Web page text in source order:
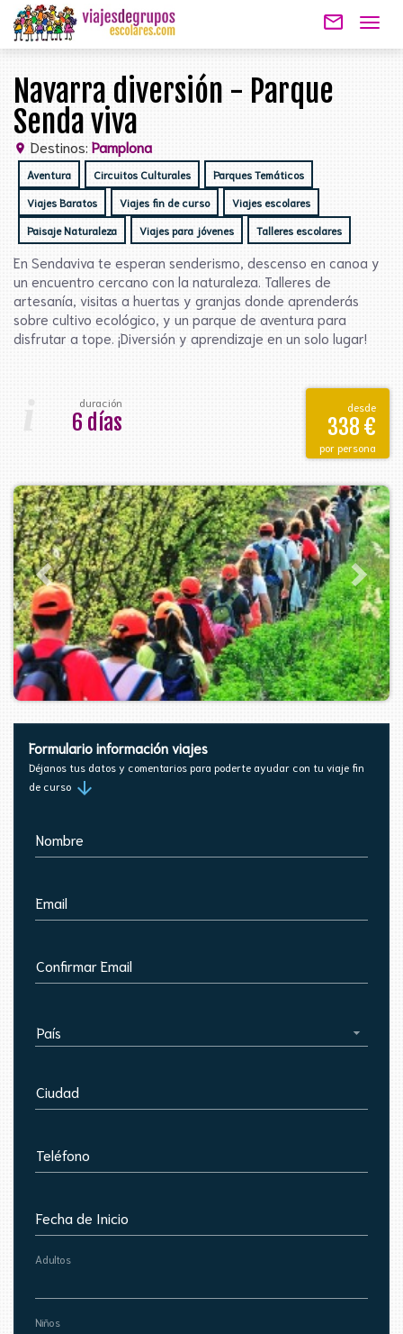
mail_outline
Navarra diversión - Parque
Senda viva
location_on Destinos: Pamplona
Aventura Circuitos Culturales Parques Temáticos
Viajes Baratos Viajes fin de curso Viajes escolares
Paisaje Naturaleza Viajes para jóvenes Talleres escolares
En Sendaviva te esperan senderismo, descenso en canoa y
un encuentro cercano con la naturaleza. Talleres de
artesanía, visitas a huertas y granjas donde aprenderás
sobre cultivo ecológico, y un parque de aventura para
disfrutar a tope. ¡Diversión y aprendizaje en un solo lugar!
duración
6 días
desde
338 €
por persona
Formulario información viajes
Déjanos tus datos y comentarios para poderte ayudar con tu viaje fin
de curso arrow_downward
Nombre
Email
Confirmar Email
País
Ciudad
Teléfono
Fecha de Inicio
Adultos
Niños